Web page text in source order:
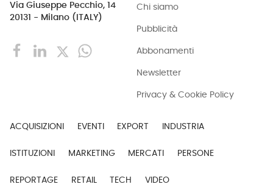
Via Giuseppe Pecchio, 14
20131 - Milano (ITALY)
Chi siamo
Pubblicità
Abbonamenti
Newsletter
Privacy & Cookie Policy
ACQUISIZIONI EVENTI EXPORT INDUSTRIA
ISTITUZIONI MARKETING MERCATI PERSONE
REPORTAGE RETAIL TECH VIDEO